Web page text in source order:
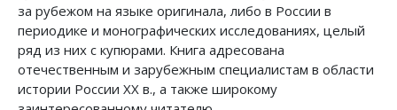
за рубежом на языке оригинала, либо в России в
периодике и монографических исследованиях, целый
ряд из них с купюрами. Книга адресована
отечественным и зарубежным специалистам в области
истории России XX в., а также широкому